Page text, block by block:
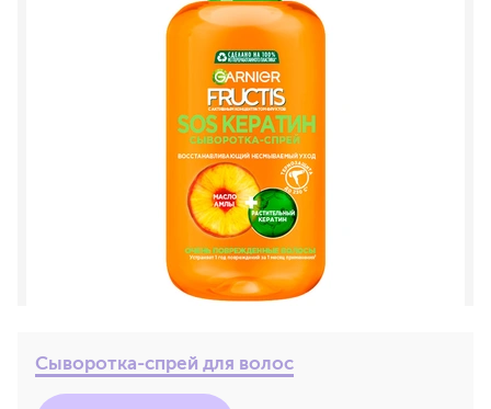
Сыворотка-спрей для волос